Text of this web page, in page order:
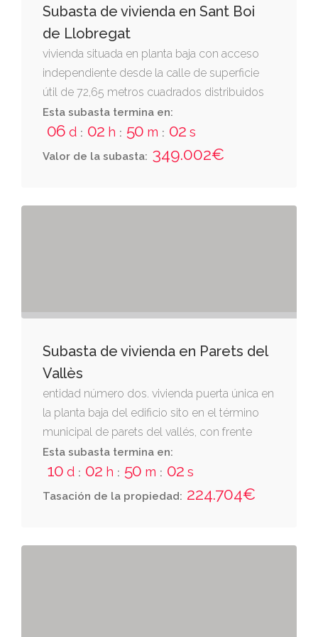
Subasta de vivienda en Sant Boi
de Llobregat
vivienda situada en planta baja con acceso
independiente desde la calle de superficie
útil de 72,65 metros cuadrados distribuidos
en diferentes dependencias y servicios. tiene
como anejo inserparable de uso privativo una
terraza con una superficie de 63,89 metros
Esta subasta termina en:
06 d : 02 h : 50 m : 01 s
Valor de la subasta: 349.002€
Subasta de vivienda en Parets del
Vallès
entidad número dos. vivienda puerta única en
la planta baja del edificio sito en el término
municipal de parets del vallés, con frente
principal a la c/ girona, nº 16, esquina av.
d¿espanya, 108. se accede a la misma a
través del vestíbulo general del edificio,
superficie útil de sesenta metros cincuenta
Esta subasta termina en:
10 d : 02 h : 50 m : 01 s
Tasación de la propiedad: 224.704€